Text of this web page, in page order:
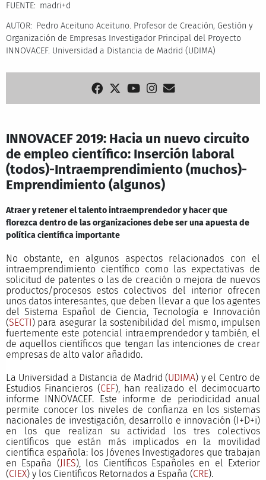
FUENTE
madri+d
AUTOR
Pedro Aceituno Aceituno. Profesor de Creación, Gestión y
Organización de Empresas Investigador Principal del Proyecto
INNOVACEF. Universidad a Distancia de Madrid (UDIMA)
INNOVACEF 2019: Hacia un nuevo circuito
de empleo científico: Inserción laboral
(todos)-Intraemprendimiento (muchos)-
Emprendimiento (algunos)
Atraer y retener el talento intraemprendedor y hacer que
florezca dentro de las organizaciones debe ser una apuesta de
política científica importante
No obstante, en algunos aspectos relacionados con el
intraemprendimiento científico como las expectativas de
solicitud de patentes o las de creación o mejora de nuevos
productos/procesos estos colectivos del interior ofrecen
unos datos interesantes, que deben llevar a que los agentes
del Sistema Español de Ciencia, Tecnología e Innovación
(SECTI) para asegurar la sostenibilidad del mismo, impulsen
fuertemente este potencial intraemprendedor y también, el
de aquellos científicos que tengan las intenciones de crear
empresas de alto valor añadido.
La Universidad a Distancia de Madrid (UDIMA) y el Centro de
Estudios Financieros (CEF), han realizado el decimocuarto
informe INNOVACEF. Este informe de periodicidad anual
permite conocer los niveles de confianza en los sistemas
nacionales de investigación, desarrollo e innovación (I+D+i)
en los que realizan su actividad los tres colectivos
científicos que están más implicados en la movilidad
científica española: los Jóvenes Investigadores que trabajan
en España (JIES), los Científicos Españoles en el Exterior
(CIEX) y los Científicos Retornados a España (CRE).